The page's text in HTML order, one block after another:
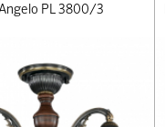
PL 3800/3